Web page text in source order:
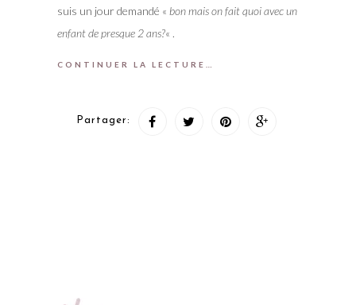
suis un jour demandé « bon mais on fait quoi avec un
enfant de presque 2 ans?« .
CONTINUER LA LECTURE…
Partager: